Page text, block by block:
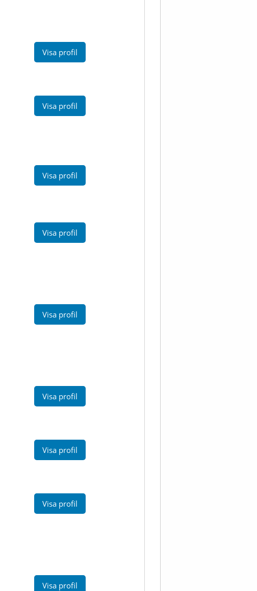
Visa profil
Visa profil
Visa profil
Visa profil
Visa profil
Visa profil
Visa profil
Visa profil
Visa profil